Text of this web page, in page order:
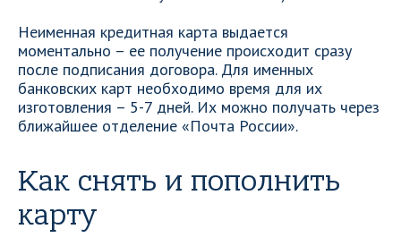
Неименная кредитная карта выдается
моментально – ее получение происходит сразу
после подписания договора. Для именных
банковских карт необходимо время для их
изготовления – 5-7 дней. Их можно получать через
ближайшее отделение «Почта России».
Как снять и пополнить
карту